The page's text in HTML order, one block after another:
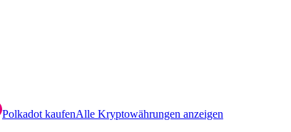
Polkadot kaufenAlle Kryptowährungen anzeigen